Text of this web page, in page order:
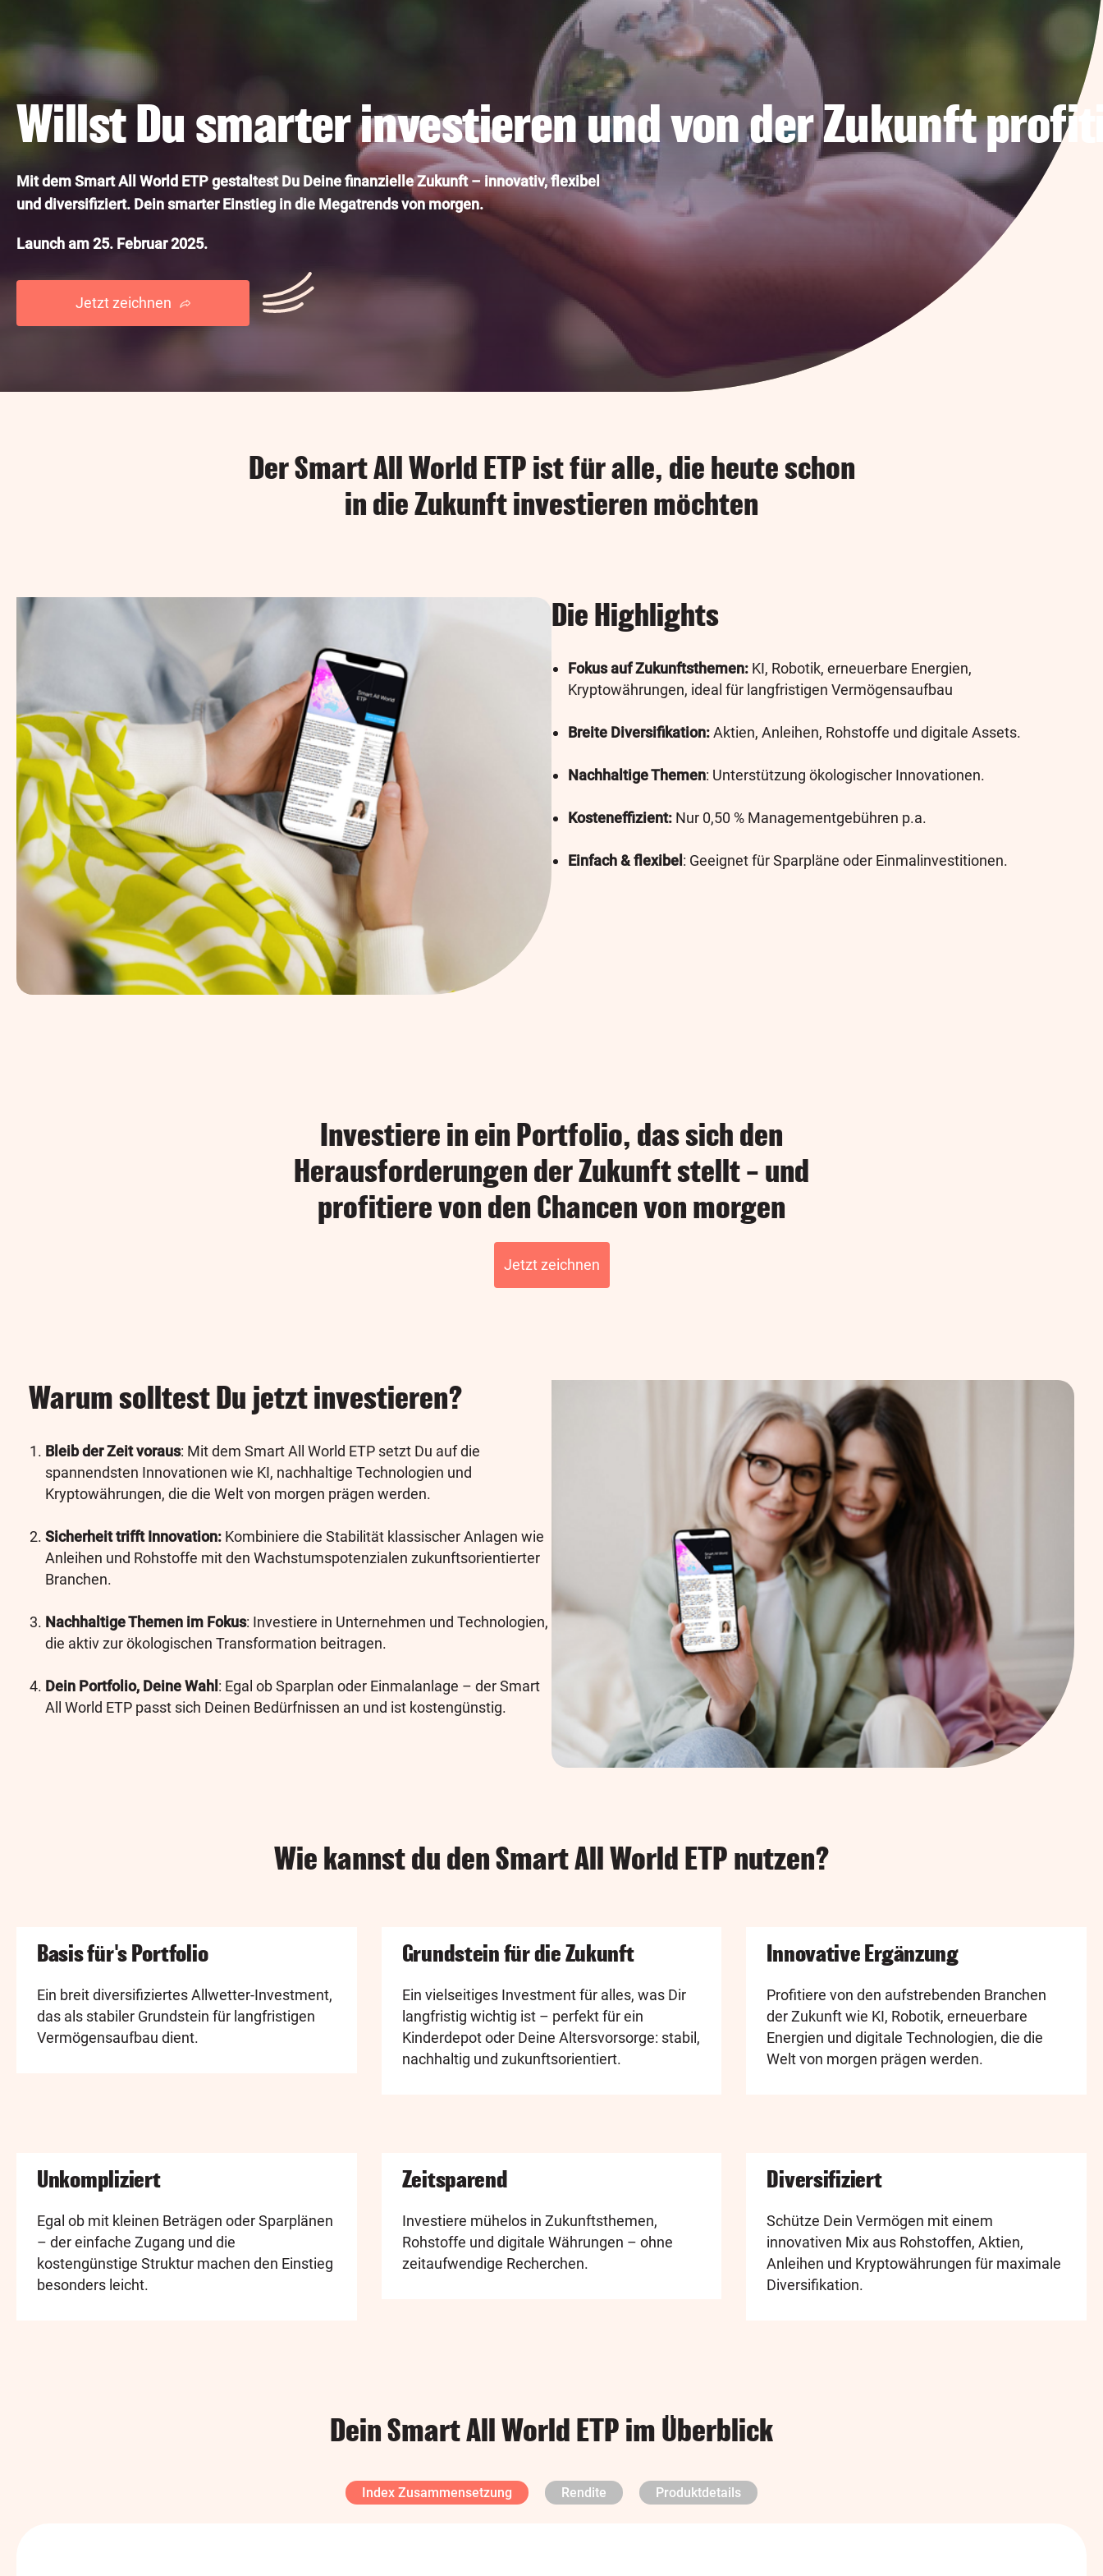
Willst Du smarter investieren und von der Zukunft
Mit dem Smart All World ETP gestaltest Du Deine finanzielle Zukunft – innovativ, flexibel
und diversifiziert. Dein smarter Einstieg in die Megatrends von morgen.
Launch am 25. Februar 2025.
Jetzt zeichnen
Der Smart All World ETP ist für alle, die heute schon
in die Zukunft investieren möchten
Die Highlights
Fokus auf Zukunftsthemen: KI, Robotik, erneuerbare Energien,
Kryptowährungen, ideal für langfristigen Vermögensaufbau
Breite Diversifikation:Aktien, Anleihen, Rohstoffe und digitale Assets.
Nachhaltige Themen: Unterstützung ökologischer Innovationen.
Kosteneffizient: Nur 0,50 % Managementgebühren p.a.
Einfach & flexibel : Geeignet für Sparpläne oder Einmalinvestitionen.
Investiere in ein Portfolio, das sich den
Herausforderungen der Zukunft stellt – und
profitiere von den Chancen von morgen
Jetzt zeichnen
Warum solltest Du jetzt investieren?
Bleib der Zeit voraus: Mit dem Smart All World ETP setzt Du auf die
spannendsten Innovationen wie KI, nachhaltige Technologien und
Kryptowährungen, die die Welt von morgen prägen werden.
Sicherheit trifft Innovation: Kombiniere die Stabilität klassischer Anlagen wie
Anleihen und Rohstoffe mit den Wachstumspotenzialen zukunftsorientierter
Branchen.
Nachhaltige Themen im Fokus: Investiere in Unternehmen und Technologien,
die aktiv zur ökologischen Transformation beitragen.
Dein Portfolio, Deine Wahl: Egal ob Sparplan oder Einmalanlage – der Smart
All World ETP passt sich Deinen Bedürfnissen an und ist kostengünstig.
Wie kannst du den Smart All World ETP nutzen?
Basis für's Portfolio
Ein breit diversifiziertes Allwetter-Investment,
das als stabiler Grundstein für langfristigen
Vermögensaufbau dient.
Grundstein für die Zukunft
Ein vielseitiges Investment für alles, was Dir
langfristig wichtig ist – perfekt für ein
Kinderdepot oder Deine Altersvorsorge: stabil,
nachhaltig und zukunftsorientiert.
Innovative Ergänzung
Profitiere von den aufstrebenden Branchen
der Zukunft wie KI, Robotik, erneuerbare
Energien und digitale Technologien, die die
Welt von morgen prägen werden.
Unkompliziert
Egal ob mit kleinen Beträgen oder Sparplänen
– der einfache Zugang und die
kostengünstige Struktur machen den Einstieg
besonders leicht.
Zeitsparend
Investiere mühelos in Zukunftsthemen,
Rohstoffe und digitale Währungen – ohne
zeitaufwendige Recherchen.
Diversifiziert
Schütze Dein Vermögen mit einem
innovativen Mix aus Rohstoffen, Aktien,
Anleihen und Kryptowährungen für maximale
Diversifikation.
Dein Smart All World ETP im Überblick
Index Zusammensetzung Rendite Produktdetails